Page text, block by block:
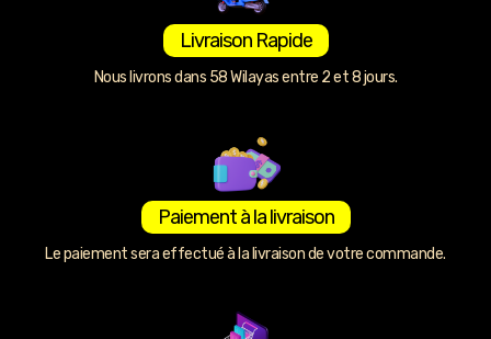
Livraison Rapide
Nous livrons dans 58 Wilayas entre 2 et 8 jours.
Paiement à la livraison
Le paiement sera effectué à la livraison de votre commande.